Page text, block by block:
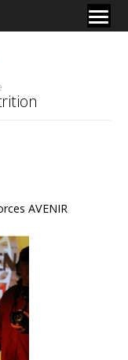
AVENIR